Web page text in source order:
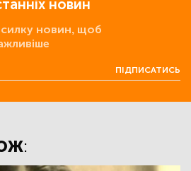
новин
новин, щоб
ПІДПИСАТИСЬ